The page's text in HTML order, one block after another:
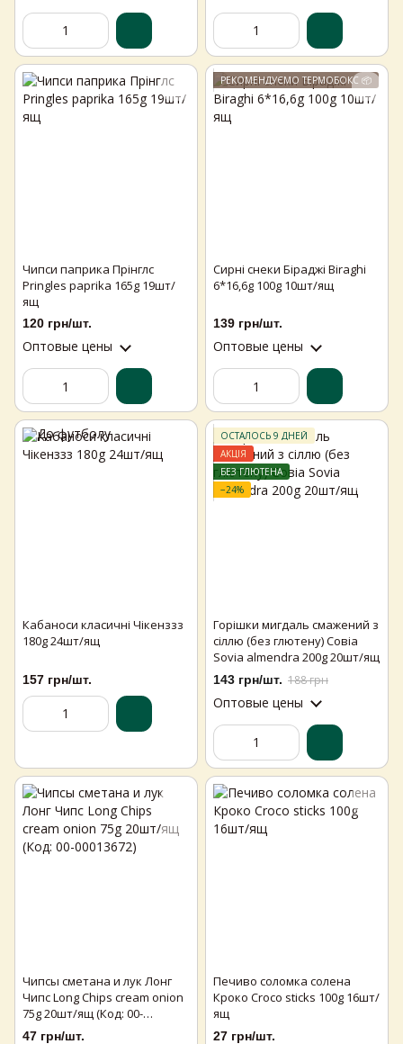
Чипси паприка Прінглс
Pringles paprika 165g 19шт/
ящ
120 грн/шт.
Оптовые цены
РЕКОМЕНДУЄМО ТЕРМОБОКС 📦
Сирні снеки Біраджі Biraghi
6*16,6g 100g 10шт/ящ
139 грн/шт.
Оптовые цены
Кабаноси класичні Чікенззз
180g 24шт/ящ
157 грн/шт.
ОСТАЛОСЬ 9 ДНЕЙ
АКЦІЯ
БЕЗ ГЛЮТЕНА
−24%
Горішки мигдаль смажений з
сіллю (без глютену) Совіа
Sovia almendra 200g 20шт/ящ
143 грн/шт. 188 грн
Оптовые цены
Чипсы сметана и лук Лонг
Чипс Long Chips cream onion
75g 20шт/ящ (Код: 00-
00013672)
47 грн/шт.
Печиво соломка солена
Кроко Croco sticks 100g 16шт/
ящ
27 грн/шт.